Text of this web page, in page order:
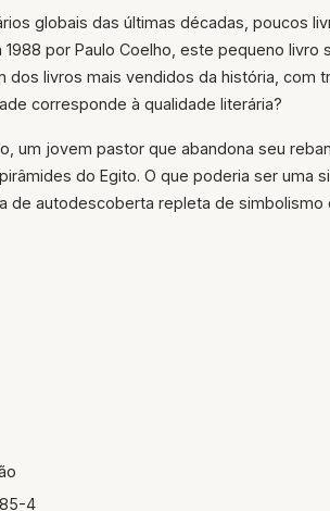
globais das últimas décadas, poucos
1988 por Paulo Coelho, este pequeno
dos livros mais vendidos da história, com
corresponde à qualidade literária?
um jovem pastor que abandona seu
do Egito. O que poderia ser uma
de autodescoberta repleta de simbolismo
4